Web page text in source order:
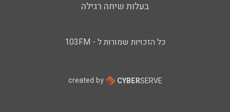
בעלות שיחה רגילה
כל הזכויות שמורות ל - 103FM
created by CYBERSERVE